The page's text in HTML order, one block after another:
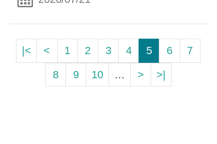
|< < 1 2 3 4 5 6
7
8
9 10 … > >|